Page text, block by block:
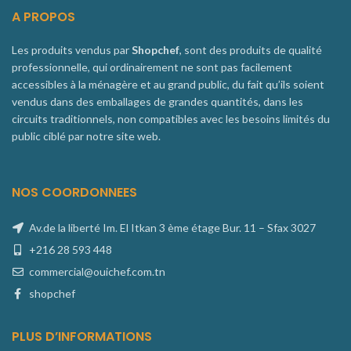
A PROPOS
Les produits vendus parShopchef, sont des produits de qualité
professionnelle, qui ordinairement ne sont pas facilement
accessibles à la ménagère et au grand public, du fait qu’ils soient
vendus dans des emballages de grandes quantités, dans les
circuits traditionnels, non compatibles avec les besoins limités du
public ciblé par notre site web.
NOS COORDONNEES
Av.de la liberté Im. El Itkan 3 ème étage Bur. 11 – Sfax 3027
+216 28 593 448
commercial@ouichef.com.tn
shopchef
PLUS D’INFORMATIONS